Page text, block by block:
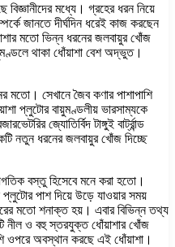
বিজ্ঞানীদের মধ্যে। গ্রহের ধরন নিয়ে
জানতে দীর্ঘদিন ধরেই কাজ করছেন
মতো ভিন্ন ধরনের জলবায়ুর খোঁজ
থাকা ধোঁয়াশা বেশ অদ্ভুত।
মতো। সেখানে জৈব কণার পাশাপাশি
প্লুটোর বায়ুমণ্ডলীয় ভারসাম্যকে
জ্যোতির্বিদ টাঙ্গুই বার্ট্রান্ড
নতুন ধরনের জলবায়ুর খোঁজ দিচ্ছে
বস্তু হিসেবে মনে করা হতো।
প্লুটোর পাশ দিয়ে উড়ে যাওয়ার সময়
মতো শনাক্ত হয়। এবার বিভিন্ন তথ্য
নীল ও বহু স্তরযুক্ত ধোঁয়াশার খোঁজ
ওপরে অবস্থান করছে এই ধোঁয়াশা।